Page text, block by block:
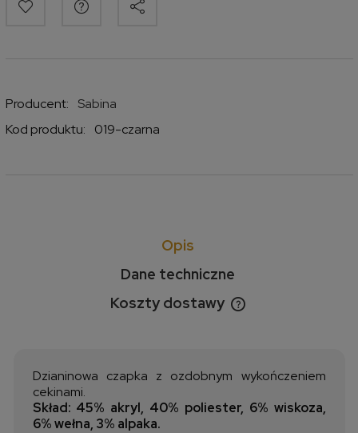
Producent:
Sabina
Kod produktu:
019-czarna
Opis
Dane techniczne
Koszty dostawy
Cena nie zawiera ewentualnych kosztów płatności
Dzianinowa czapka z ozdobnym wykończeniem
cekinami.
Skład: 45% akryl, 40% poliester, 6% wiskoza,
6% wełna, 3% alpaka.